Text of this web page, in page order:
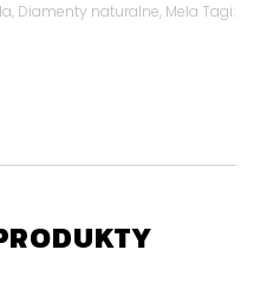
, Diamenty naturalne, Mela Tagi: